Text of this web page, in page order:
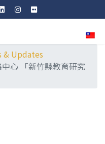
& Updates
心 「新竹縣教育研究